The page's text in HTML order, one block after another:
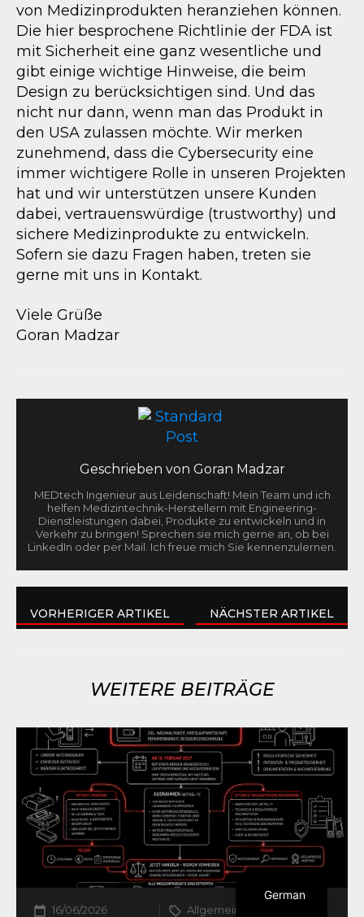
von Medizinprodukten heranziehen können.
Die hier besprochene Richtlinie der FDA ist
mit Sicherheit eine ganz wesentliche und
gibt einige wichtige Hinweise, die beim
Design zu berücksichtigen sind. Und das
nicht nur dann, wenn man das Produkt in
den USA zulassen möchte. Wir merken
zunehmend, dass die Cybersecurity eine
immer wichtigere Rolle in unseren Projekten
hat und wir unterstützen unsere Kunden
dabei, vertrauenswürdige (trustworthy) und
sichere Medizinprodukte zu entwickeln.
Sofern sie dazu Fragen haben, treten sie
gerne mit uns in Kontakt.
Viele Grüße
Goran Madzar
Geschrieben von Goran Madzar
MEDtech Ingenieur aus Leidenschaft! Mein Team und ich
helfen Medizintechnik-Herstellern mit Engineering-
Dienstleistungen dabei, Produkte zu entwickeln und in
Verkehr zu bringen! Sprechen sie mich gerne an, ob bei
LinkedIn oder per Mail. Ich freue mich Sie kennenzulernen.
VORHERIGER ARTIKEL NÄCHSTER ARTIKEL
WEITERE BEITRÄGE
16/06/2026
Allgemein,
German